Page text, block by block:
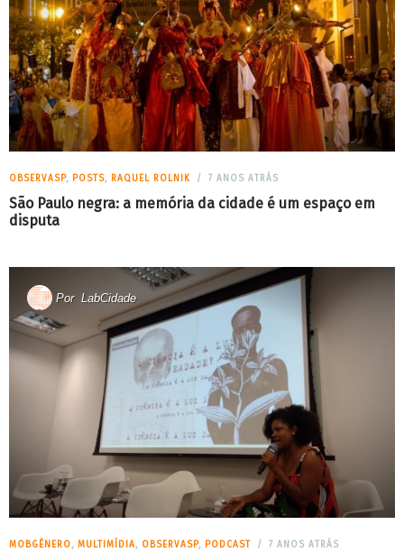
OBSERVASP, POSTS, RAQUEL ROLNIK 7 ANOS ATRÁS
São Paulo negra: a memória da cidade é um espaço em
disputa
Por LabCidade
MOBGÊNERO, MULTIMÍDIA, OBSERVASP, PODCAST 7 ANOS ATRÁS